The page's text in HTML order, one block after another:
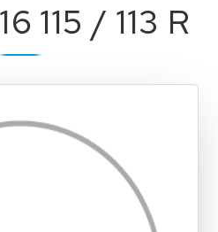
115 / 113 R